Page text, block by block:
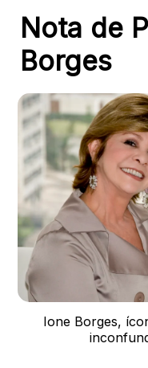
Nota de
Borges
Ione Borges,